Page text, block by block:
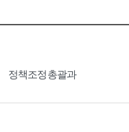
정책조정총괄과